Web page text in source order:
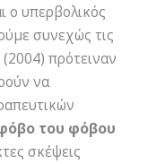
ο υπερβολικός
συνεχώς τις
(2004) πρότειναν
να
του φόβου
σκέψεις